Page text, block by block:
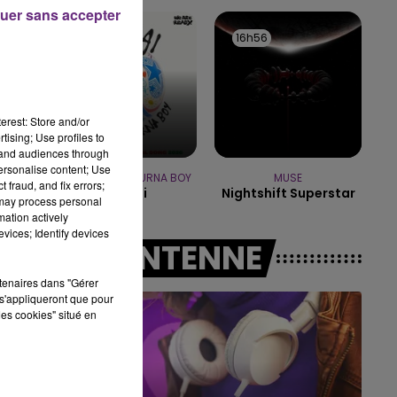
19h15 - 20h00
LA RADIO POP
SHAKIRA FEAT. BURNA BOY
Dai Dai
16h56
16h56
MUSE
Nightshift Superstar
A L'ANTENNE
Store and/or
Use profiles to
audiences through
content; Use
fraud, and fix errors;
process personal
actively
Identify devices
dans "Gérer
que pour
cookies" situé en
sans accepter